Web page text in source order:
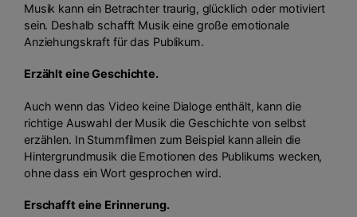
Musik kann ein Betrachter traurig, glücklich oder motiviert
sein. Deshalb schafft Musik eine große emotionale
Anziehungskraft für das Publikum.
Erzählt eine Geschichte.
Auch wenn das Video keine Dialoge enthält, kann die
richtige Auswahl der Musik die Geschichte von selbst
erzählen. In Stummfilmen zum Beispiel kann allein die
Hintergrundmusik die Emotionen des Publikums wecken,
ohne dass ein Wort gesprochen wird.
Erschafft eine Erinnerung.